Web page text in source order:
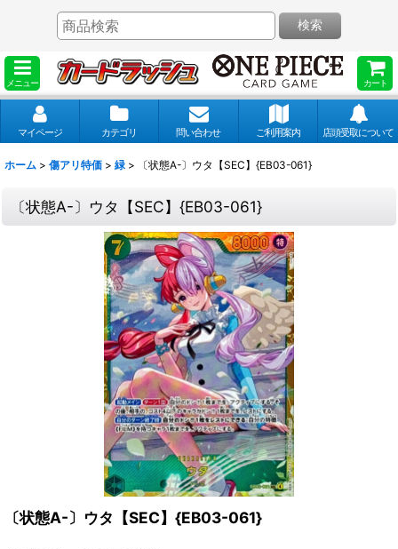
メニュー カート
検索
マイページ カテゴリ 問い合わせ ご利用案内 店頭受取について
ホーム > 傷アリ特価 > 緑 > 〔状態A-〕ウタ【SEC】{EB03-061}
〔状態A-〕ウタ【SEC】{EB03-061}
〔状態A-〕ウタ【SEC】{EB03-061}